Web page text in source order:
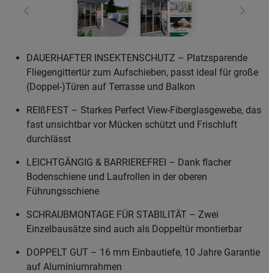
Zurück Weiter
DAUERHAFTER INSEKTENSCHUTZ – Platzsparende
Fliegengittertür zum Aufschieben, passt ideal für große
(Doppel-)Türen auf Terrasse und Balkon
REIßFEST – Starkes Perfect View-Fiberglasgewebe, das
fast unsichtbar vor Mücken schützt und Frischluft
durchlässt
LEICHTGÄNGIG & BARRIEREFREI – Dank flacher
Bodenschiene und Laufrollen in der oberen
Führungsschiene
SCHRAUBMONTAGE FÜR STABILITÄT – Zwei
Einzelbausätze sind auch als Doppeltür montierbar
DOPPELT GUT – 16 mm Einbautiefe, 10 Jahre Garantie
auf Aluminiumrahmen